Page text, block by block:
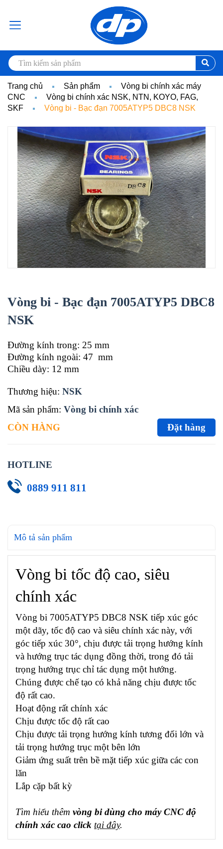
Trang chủ Sản phẩm
Vòng bi chính xác máy
CNC
Vòng bi chính xác NSK, NTN, KOYO, FAG,
SKF
Vòng bi - Bạc đạn 7005ATYP5 DBC8 NSK
Vòng bi - Bạc đạn 7005ATYP5 DBC8
NSK
Đường kính trong: 25 mm
Đường kính ngoài: 47 mm
Chiều dày: 12 mm
Thương hiệu: NSK
Mã sản phẩm: Vòng bi chính xác
CÒN HÀNG
Đặt hàng
HOTLINE
0889 911 811
Mô tả sản phẩm
Vòng bi tốc độ cao, siêu
chính xác
Vòng bi 7005ATYP5 DBC8 NSK tiếp xúc góc
một dãy, tốc độ cao và siêu chính xác này, với
góc tiếp xúc 30°, chịu được tải trọng hướng kính
và hướng trục tác dụng đồng thời, trong đó tải
trọng hướng trục chỉ tác dụng một hướng.
Chúng được chế tạo có khả năng chịu được tốc
độ rất cao.
Hoạt động rất chính xác
Chịu được tốc độ rất cao
Chịu được tải trọng hướng kính tương đối lớn và
tải trọng hướng trục một bên lớn
Giảm ứng suất trên bề mặt tiếp xúc giữa các con
lăn
Lắp cặp bất kỳ
Tìm hiểu thêm vòng bi dùng cho máy CNC độ
chính xác cao click tại đây.